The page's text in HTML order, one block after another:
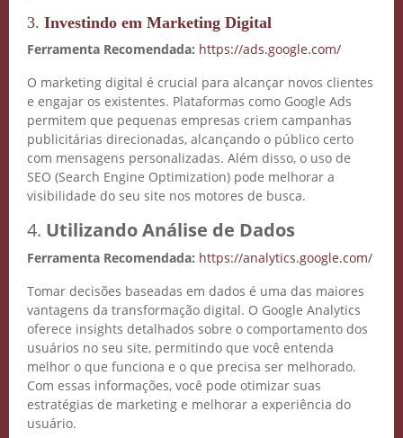
3. Investindo em Marketing Digital
Ferramenta Recomendada: https://ads.google.com/
O marketing digital é crucial para alcançar novos clientes
e engajar os existentes. Plataformas como Google Ads
permitem que pequenas empresas criem campanhas
publicitárias direcionadas, alcançando o público certo
com mensagens personalizadas. Além disso, o uso de
SEO (Search Engine Optimization) pode melhorar a
visibilidade do seu site nos motores de busca.
4. Utilizando Análise de Dados
Ferramenta Recomendada: https://analytics.google.com/
Tomar decisões baseadas em dados é uma das maiores
vantagens da transformação digital. O Google Analytics
oferece insights detalhados sobre o comportamento dos
usuários no seu site, permitindo que você entenda
melhor o que funciona e o que precisa ser melhorado.
Com essas informações, você pode otimizar suas
estratégias de marketing e melhorar a experiência do
usuário.